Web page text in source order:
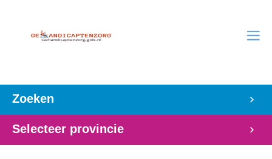
Zoeken
Selecteer provincie